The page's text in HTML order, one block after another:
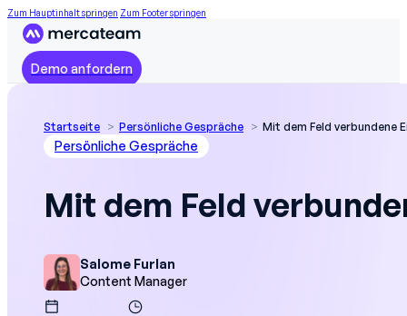
Zum Hauptinhalt springen Zum Footer springen
Demo anfordern
Startseite Persönliche Gespräche Mit dem Feld verbundene
Persönliche Gespräche
Mit dem Feld
Salome Furlan
Content Manager